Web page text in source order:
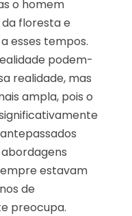
o homem
floresta e
esses tempos.
podem-
realidade, mas
ampla, pois o
estavam
de
preocupa.